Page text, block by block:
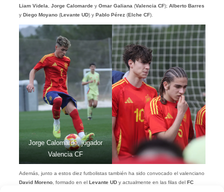
Liam Videla
Jorge Calomardey Omar Galiana (Valencia CF); Alberto Barres
y Diego Moyano(Levante UD) y Pablo Pérez(Elche CF).
Jorge Calomarde, jugador
Valencia CF
Además, junto a estos diez futbolistas también ha sido convocado el valenciano
David Moreno, formado en el Levante UDy actualmente en las filas del FC